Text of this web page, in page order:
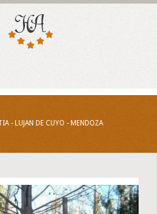
- LUJAN DE CUYO - MENDOZA